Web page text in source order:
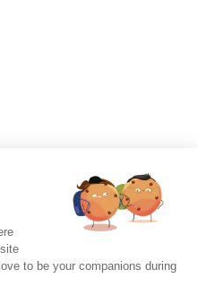
to be your companions during